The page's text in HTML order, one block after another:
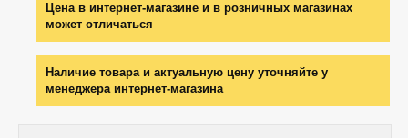
Цена в интернет-магазине и в розничных магазинах
может отличаться
Наличие товара и актуальную цену уточняйте у
менеджера интернет-магазина